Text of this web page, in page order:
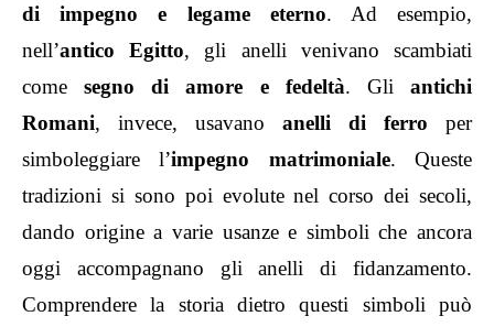
di impegno e legame eterno. Ad esempio,
nell’antico Egitto, gli anelli venivano scambiati
comesegno di amore e fedeltà. Gliantichi
Romani, invece, usavano anelli di ferro per
simboleggiare l’impegno matrimoniale. Queste
tradizioni si sono poi evolute nel corso dei secoli,
dando origine a varie usanze e simboli che ancora
oggi accompagnano gli anelli di fidanzamento.
Comprendere la storia dietro questi simboli può